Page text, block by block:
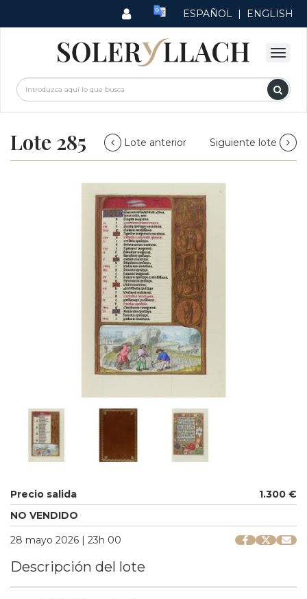
ESPAÑOL | ENGLISH
Lote 285 Lote anterior Siguiente lote
Precio salida
1.300 €
NO VENDIDO
28 mayo 2026 | 23h 00
Descripción del lote